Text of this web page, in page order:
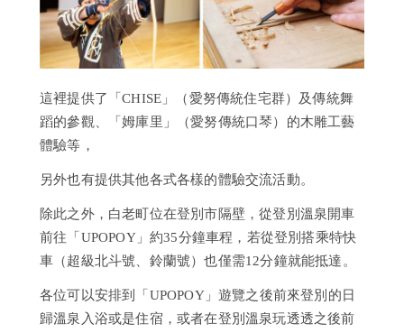
這裡提供了「CHISE」（愛努傳統住宅群）及傳統舞
蹈的參觀、「姆庫里」（愛努傳統口琴）的木雕工藝
體驗等，
另外也有提供其他各式各樣的體驗交流活動。
除此之外，白老町位在登別市隔壁，從登別溫泉開車
前往「UPOPOY」約35分鐘車程，若從登別搭乘特快
車（超級北斗號、鈴蘭號）也僅需12分鐘就能抵達。
各位可以安排到「UPOPOY」遊覽之後前來登別的日
歸溫泉入浴或是住宿，或者在登別溫泉玩透透之後前